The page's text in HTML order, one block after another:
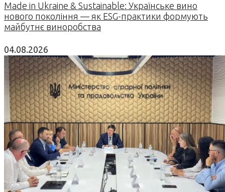
Made in Ukraine & Sustainable: Українське вино
нового покоління — як ESG-практики формують
майбутнє виноробства
04.08.2026